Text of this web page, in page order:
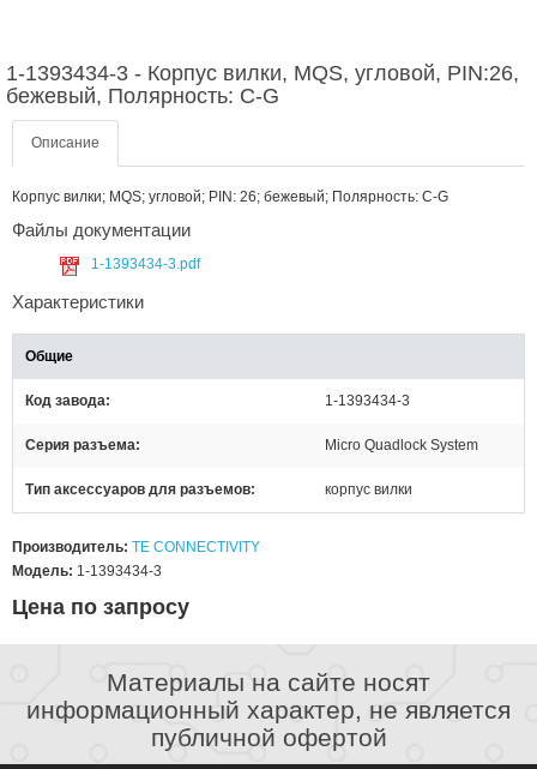
1-1393434-3 - Корпус вилки, MQS, угловой, PIN:26,
бежевый, Полярность: C-G
Описание
Корпус вилки; MQS; угловой; PIN: 26; бежевый; Полярность: C-G
Файлы документации
1-1393434-3.pdf
Характеристики
Общие
Код завода 1-1393434-3
Серия разъема Micro Quadlock System
Тип аксессуаров для разъемов корпус вилки
Производитель: TE CONNECTIVITY
Модель: 1-1393434-3
Цена по запросу
Материалы на сайте носят
информационный характер, не является
публичной офертой